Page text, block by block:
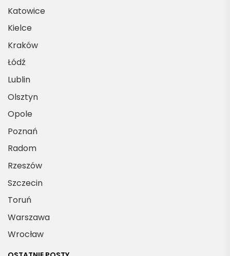
Katowice
Kielce
Kraków
Łódź
Lublin
Olsztyn
Opole
Poznań
Radom
Rzeszów
Szczecin
Toruń
Warszawa
Wrocław